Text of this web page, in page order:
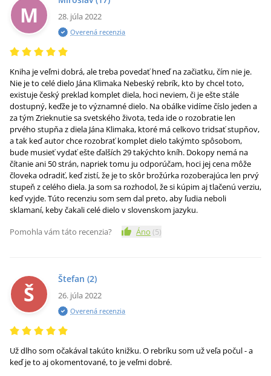
M 28. júla 2022
Overená recenzia
Kniha je veľmi dobrá, ale treba povedať hneď na začiatku, čím nie je.
Nie je to celé dielo Jána Klimaka Nebeský rebrík, kto by chcel toto,
existuje český preklad komplet diela, hoci neviem, či je ešte stále
dostupný, keďže je to významné dielo. Na obálke vidíme číslo jeden a
za tým Zrieknutie sa svetského života, teda ide o rozobratie len
prvého stupňa z diela Jána Klimaka, ktoré má celkovo tridsať stupňov,
a tak keď autor chce rozobrať komplet dielo takýmto spôsobom,
bude musieť vydať ešte ďalších 29 takýchto kníh. Dokopy nemá na
čítanie ani 50 strán, napriek tomu ju odporúčam, hoci jej cena môže
človeka odradiť, keď zistí, že je to skôr brožúrka rozoberajúca len prvý
stupeň z celého diela. Ja som sa rozhodol, že si kúpim aj tlačenú verziu,
keď vyjde. Túto recenziu som sem dal preto, aby ľudia neboli
sklamaní, keby čakali celé dielo v slovenskom jazyku.
Pomohla vám táto recenzia?
Áno (5)
Š
Štefan (2)
26. júla 2022
Overená recenzia
Už dlho som očakával takúto knižku. O rebríku som už veľa počul - a
keď je to aj okomentované, to je veľmi dobré.